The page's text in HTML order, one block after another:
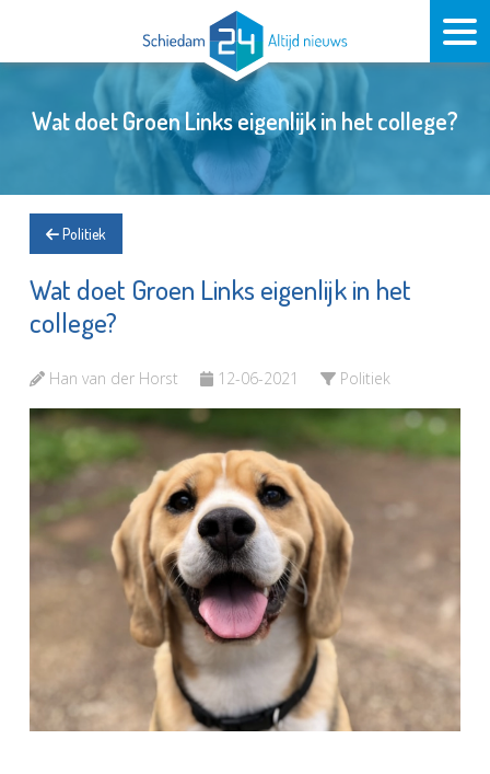
Wat doet Groen Links eigenlijk in het college?
Politiek
Wat doet Groen Links eigenlijk in het
college?
Han van der Horst 12-06-2021 Politiek